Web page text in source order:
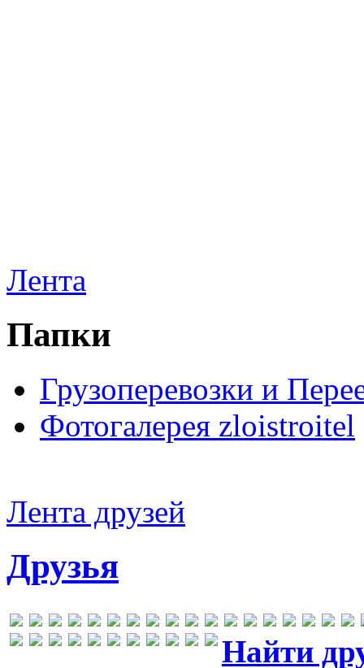
Лента
Папки
Грузоперевозки и
Фотогалерея zloistroitel
Лента друзей
Друзья
Найти